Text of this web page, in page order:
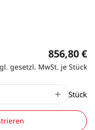
856,80 €
gesetzl. MwSt. je Stück
Stück